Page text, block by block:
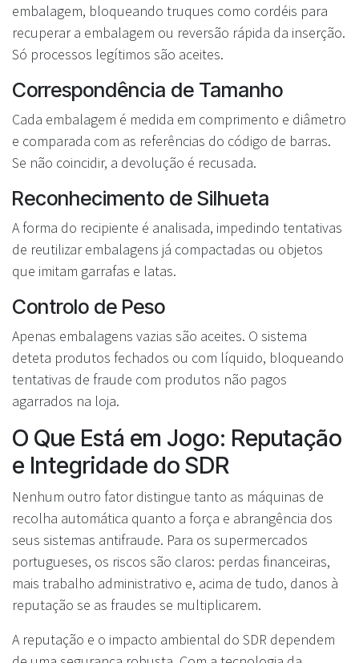
embalagem, bloqueando truques como cordéis para
recuperar a embalagem ou reversão rápida da inserção.
Só processos legítimos são aceites.
Correspondência de Tamanho
Cada embalagem é medida em comprimento e diâmetro
e comparada com as referências do código de barras.
Se não coincidir, a devolução é recusada.
Reconhecimento de Silhueta
A forma do recipiente é analisada, impedindo tentativas
de reutilizar embalagens já compactadas ou objetos
que imitam garrafas e latas.
Controlo de Peso
Apenas embalagens vazias são aceites. O sistema
deteta produtos fechados ou com líquido, bloqueando
tentativas de fraude com produtos não pagos
agarrados na loja.
O Que Está em Jogo: Reputação
e Integridade do SDR
Nenhum outro fator distingue tanto as máquinas de
recolha automática quanto a força e abrangência dos
seus sistemas antifraude. Para os supermercados
portugueses, os riscos são claros: perdas financeiras,
mais trabalho administrativo e, acima de tudo, danos à
reputação se as fraudes se multiplicarem.
A reputação e o impacto ambiental do SDR dependem